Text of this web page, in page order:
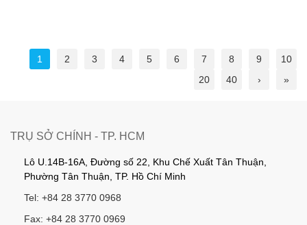
1 2 3 4 5 6 7 8 9
10
20
40 › »
TRỤ SỞ CHÍNH - TP. HCM
Lô U.14B-16A, Đường số 22, Khu Chế Xuất Tân Thuận,
Phường Tân Thuận, TP. Hồ Chí Minh
Tel: +84 28 3770 0968
Fax: +84 28 3770 0969